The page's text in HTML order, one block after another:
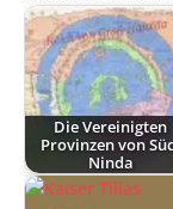
Die Vereinigten
Provinzen von
Ninda